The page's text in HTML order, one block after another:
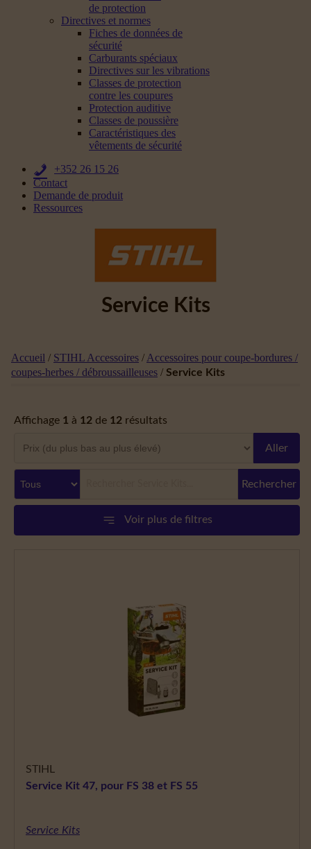
de protection
Directives et normes
Fiches de données de
sécurité
Carburants spéciaux
Directives sur les vibrations
Classes de protection
contre les coupures
Protection auditive
Classes de poussière
Caractéristiques des
vêtements de sécurité
+352 26 15 26
Contact
Demande de produit
Ressources
Service Kits
Accueil / STIHL Accessoires / Accessoires pour coupe-bordures /
coupes-herbes / débroussailleuses / Service Kits
Affichage 1 à 12 de 12 résultats
Aller
Rechercher
Voir plus de filtres
STIHL
Service Kit 47, pour FS 38 et FS 55
Service Kits